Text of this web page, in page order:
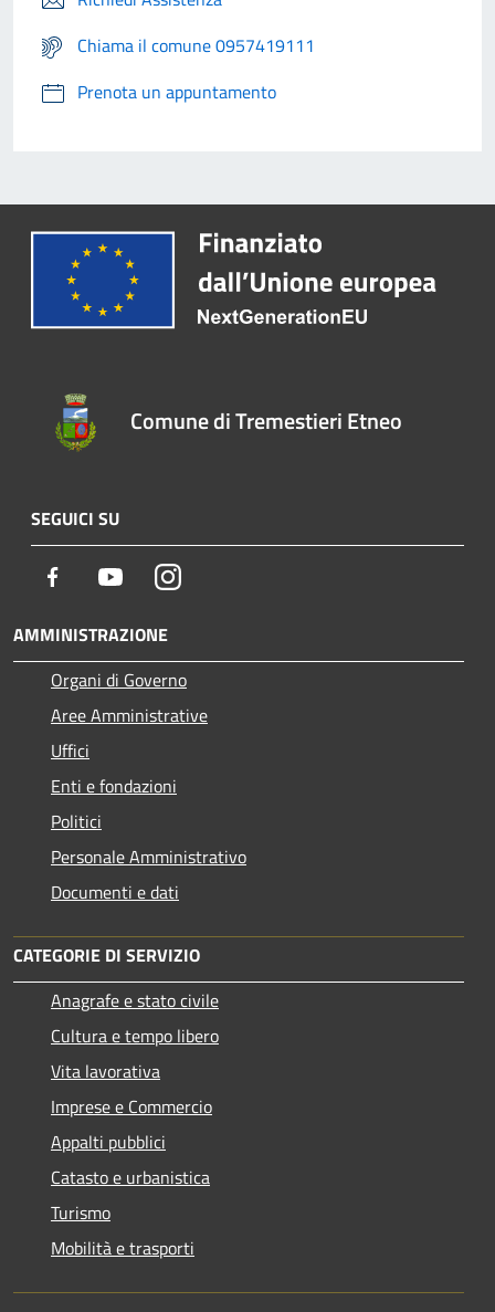
Chiama il comune 0957419111
Prenota un appuntamento
Comune di Tremestieri Etneo
SEGUICI SU
Facebook YoutubeInstagram
AMMINISTRAZIONE
Organi di Governo
Aree Amministrative
Uffici
Enti e fondazioni
Politici
Personale Amministrativo
Documenti e dati
CATEGORIE DI SERVIZIO
Anagrafe e stato civile
Cultura e tempo libero
Vita lavorativa
Imprese e Commercio
Appalti pubblici
Catasto e urbanistica
Turismo
Mobilità e trasporti